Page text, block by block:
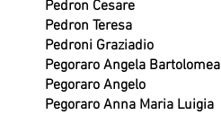
Pedron Cesare
Pedron Teresa
Pedroni Graziadio
Pegoraro Angela Bartolomea
Pegoraro Angelo
Pegoraro Anna Maria Luigia